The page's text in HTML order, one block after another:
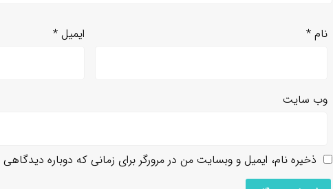
نام* ایمیل *
وب‌ سایت
ذخیره نام، ایمیل و وبسایت من در مرورگر برای زمانی که دوباره